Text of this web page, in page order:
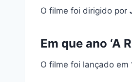
O filme foi dirigido por
Em que ano ‘A
O filme foi lançado em